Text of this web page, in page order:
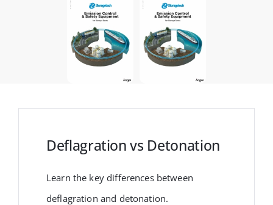
Deflagration vs Detonation
Learn the key differences between
deflagration and detonation.